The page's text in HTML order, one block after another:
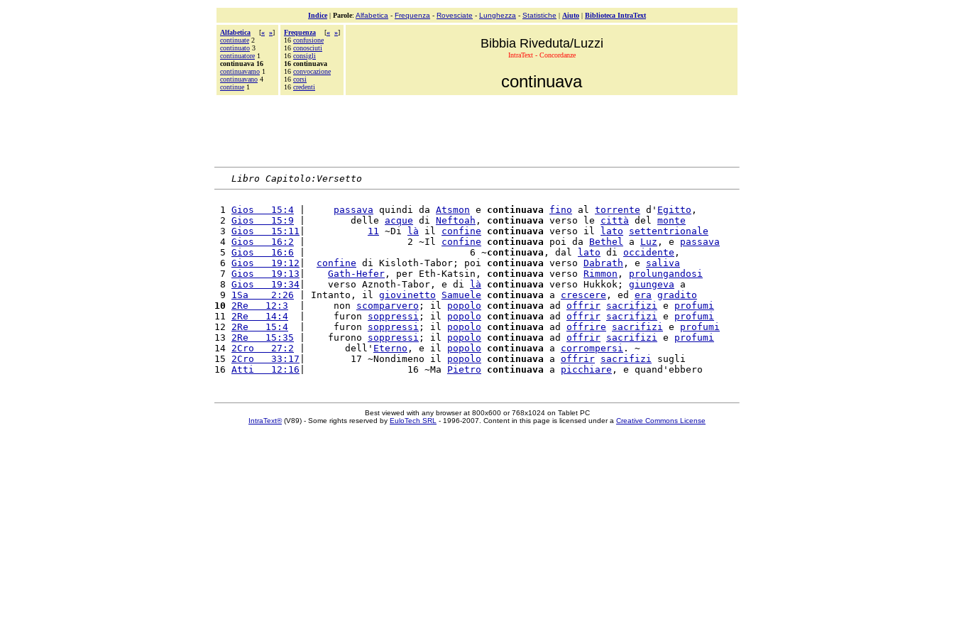
Indice| Parole: Alfabetica - Frequenza - Rovesciate - Lunghezza - Statistiche | Aiuto | Biblioteca IntraText
Alfabetica [« »]
continuate 2
continuato 3
continuatore 1
continuava 16
continuavamo 1
continuavano 4
continue 1
Frequenza [« »]
16 confusione
16 conosciuti
16 consigli
16 continuava
16 convocazione
16 corsi
16 credenti
Bibbia Riveduta/Luzzi
IntraText - Concordanze
continuava
Libro Capitolo:Versetto
1 Gios   15:4 passava quindi da Atsmon e continuava fino al torrente d' Egitto ,
2 Gios   15:9 |        delle acque di Neftoah , continuava verso le città del monte
3 Gios   15:11 11 ~Di là il confine continuava verso il lato
settentrionale
4 Gios   16:2 |                  2 ~Il confine continuava poi da Bethel a Luz , e passava
5 Gios   16:6 |                             6 ~continuava , dal lato di occidente ,
6 Gios   19:12 confine di Kisloth-Tabor; poi continuava verso Dabrath , e saliva
7 Gios   19:13 Gath-Hefer , per Eth-Katsin, continuava verso Rimmon , prolungandosi
8 Gios   19:34 |    verso Aznoth-Tabor, e di là continuava verso Hukkok; giungeva a
9 1Sa    2:26 | Intanto, il giovinetto Samuele continuava a crescere , ed era gradito
10
2Re   12:3
  |     non
scomparvero ; il popolo continuava ad offrir sacrifizi e profumi
11 2Re   14:4
  |     furon
soppressi ; il popolo continuava ad offrir sacrifizi e profumi
12 2Re   15:4
  |     furon
soppressi ; il popolo continuava ad offrire sacrifizi e profumi
13 2Re   15:35 |    furono soppressi ; il popolo continuava ad offrir sacrifizi e profumi
14 2Cro   27:2 |       dell' Eterno , e il popolo continuava a corrompersi . ~
15 2Cro   33:17 |        17 ~Nondimeno il popolo continuava a offrir sacrifizi sugli
16 Atti   12:16 |                  16 ~Ma Pietro continuava a picchiare
Best viewed with any browser at 800x600 or 768x1024 on Tablet PC
IntraText®(V89) - Some rights reserved by EuloTech SRL - 1996-2007. Content in this page is licensed under a Creative Commons License